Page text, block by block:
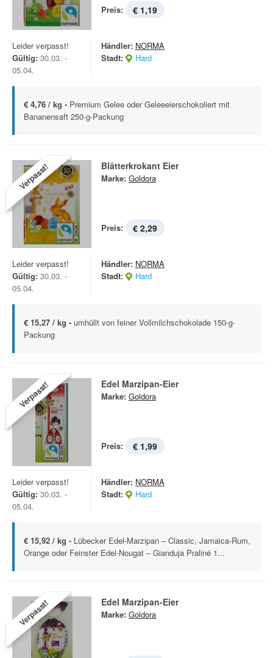
Preis: € 1,19
Leider verpasst!
Gültig: 30.03. -
05.04.
Händler: NORMA
Stadt:
Hard
€ 4,76 / kg - Premium Gelee oder Geleeeierschokoliert mit
Bananensaft 250-g-Packung
Verpasst! Blätterkrokant Eier
Marke: Goldora
Preis: € 2,29
Leider verpasst!
Gültig: 30.03. -
05.04.
Händler: NORMA
Stadt:
Hard
€ 15,27 / kg - umhüllt von feiner Vollmilchschokolade 150-g-
Packung
Verpasst! Edel Marzipan-Eier
Marke: Goldora
Preis: € 1,99
Leider verpasst!
Gültig: 30.03. -
05.04.
Händler: NORMA
Stadt:
Hard
€ 15,92 / kg - Lübecker Edel-Marzipan – Classic, Jamaica-Rum,
Orange oder Feinster Edel-Nougat – Gianduja Praliné 1...
Verpasst! Edel Marzipan-Eier
Marke: Goldora